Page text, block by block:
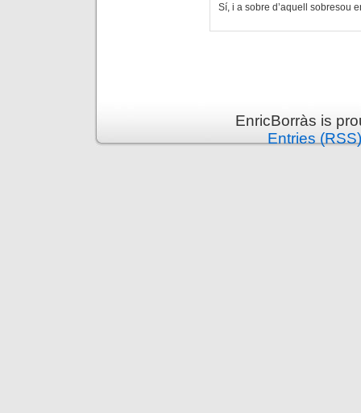
Sí, i a sobre d’aquell sobresou
EnricBorràs is
Entries (RSS)